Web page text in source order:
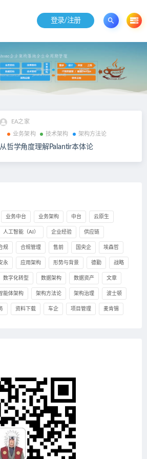
登录/注册
EA之家
业务架构 技术架构 架构方法论
从哲学角度理解Palantir本体论
业务中台 业务架构 中台 云原生
人工智能（AI） 企业经验 供应链
规 合规管理 售前 国央企 埃森哲
永 应用架构 形势与背景 德勤 战略
数字化转型 数据架构 数据资产 文章
能体架构 架构方法论 架构治理 波士顿
资料下载 车企 项目管理 麦肯锡